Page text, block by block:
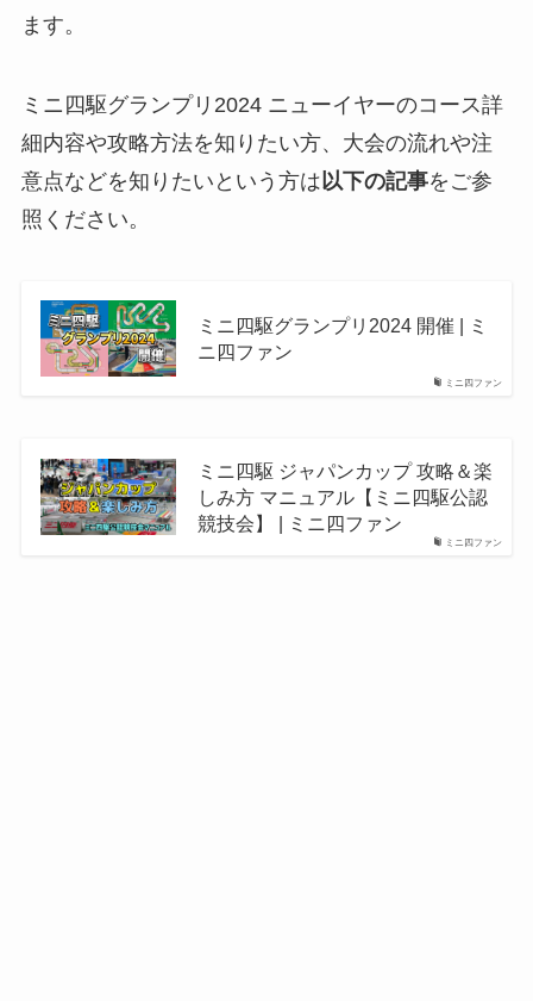
ます。
ミニ四駆グランプリ2024 ニューイヤーのコース詳
細内容や攻略方法を知りたい方、大会の流れや注
意点などを知りたいという方は以下の記事をご参
照ください。
ミニ四ファン
ミニ四駆グランプリ2024 開催 | ミ
ニ四ファン
ミニ四ファン
ミニ四駆 ジャパンカップ 攻略＆楽
しみ方 マニュアル【ミニ四駆公認
競技会】 | ミニ四ファン